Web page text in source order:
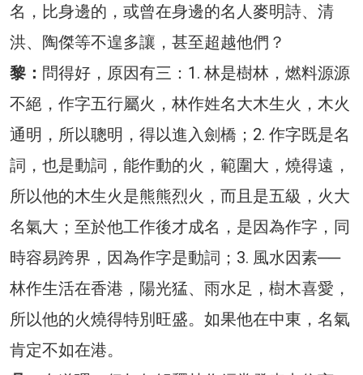
名，比身邊的，或曾在身邊的名人麥明詩、清
洪、陶傑等不遑多讓，甚至超越他們？
黎： 問得好，原因有三：1. 林是樹林，燃料源源
不絕，作字五行屬火，林作姓名大木生火，木火
通明，所以聰明，得以進入劍橋；2. 作字既是名
詞，也是動詞，能作動的火，範圍大，燒得遠，
所以他的木生火是熊熊烈火，而且是五級，火大
名氣大；至於他工作後才成名，是因為作字，同
時容易跨界，因為作字是動詞；3. 風水因素──
林作生活在香港，陽光猛、雨水足，樹木喜愛，
所以他的火燒得特別旺盛。如果他在中東，名氣
肯定不如在港。